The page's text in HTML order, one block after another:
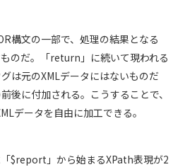
構文の一部で、処理の結果となる
のだ。「return」に続いて現われる
は元のXMLデータにはないものだ
後に付加される。こうすることで、
データを自由に加工できる。
$report」から始まるXPath表現が2